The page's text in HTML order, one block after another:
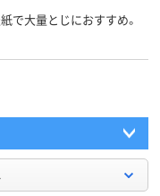
で大量とじにおすすめ。